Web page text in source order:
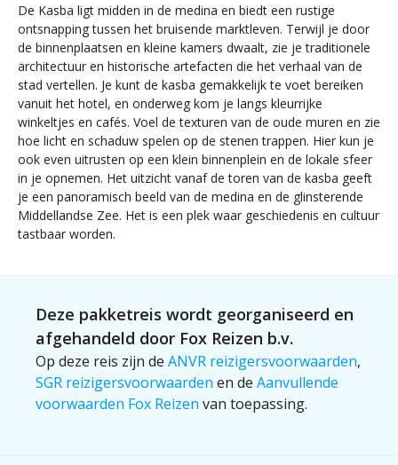
De Kasba ligt midden in de medina en biedt een rustige
ontsnapping tussen het bruisende marktleven. Terwijl je door
de binnenplaatsen en kleine kamers dwaalt, zie je traditionele
architectuur en historische artefacten die het verhaal van de
stad vertellen. Je kunt de kasba gemakkelijk te voet bereiken
vanuit het hotel, en onderweg kom je langs kleurrijke
winkeltjes en cafés. Voel de texturen van de oude muren en zie
hoe licht en schaduw spelen op de stenen trappen. Hier kun je
ook even uitrusten op een klein binnenplein en de lokale sfeer
in je opnemen. Het uitzicht vanaf de toren van de kasba geeft
je een panoramisch beeld van de medina en de glinsterende
Middellandse Zee. Het is een plek waar geschiedenis en cultuur
tastbaar worden.
Deze pakketreis wordt georganiseerd en
afgehandeld door Fox Reizen b.v.
Op deze reis zijn de ANVR reizigersvoorwaarden,
SGR reizigersvoorwaarden en de Aanvullende
voorwaarden Fox Reizen van toepassing.